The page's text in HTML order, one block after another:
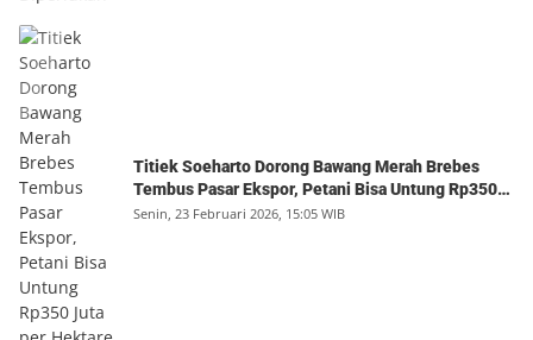
Titiek Soeharto Dorong Bawang Merah Brebes
Tembus Pasar Ekspor, Petani Bisa Untung Rp350
Juta per Hektare
Senin, 23 Februari 2026, 15:05 WIB